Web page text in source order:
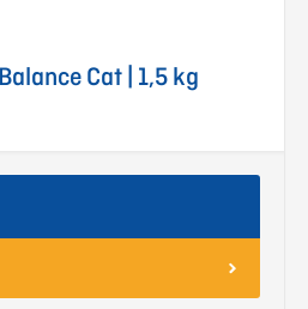
Cat | 1,5 kg